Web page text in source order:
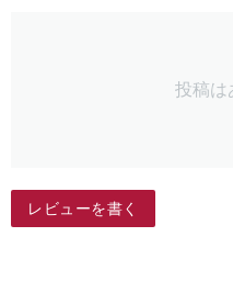
投稿は
レビューを書く